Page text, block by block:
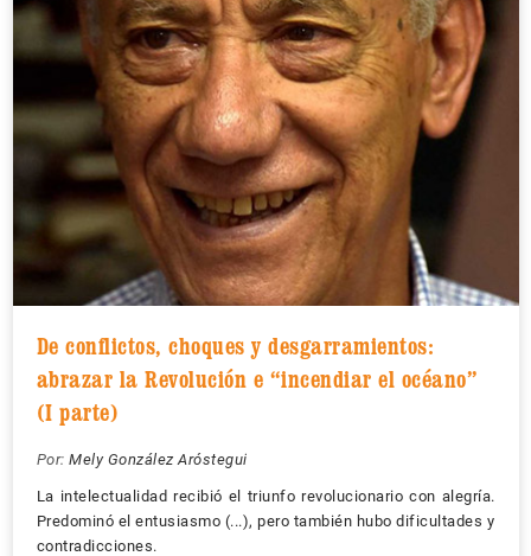
De conflictos, choques y desgarramientos:
abrazar la Revolución e “incendiar el océano”
(I parte)
Por: Mely González Aróstegui
La intelectualidad recibió el triunfo revolucionario con alegría.
Predominó el entusiasmo (...), pero también hubo dificultades y
contradicciones.